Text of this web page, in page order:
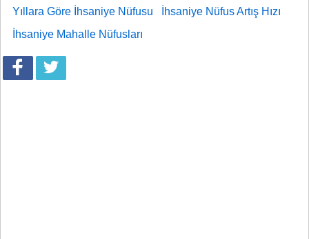
Yıllara Göre İhsaniye Nüfusu
İhsaniye Nüfus Artış Hızı
İhsaniye Mahalle Nüfusları